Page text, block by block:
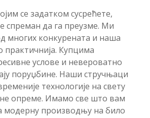
се задатком сусрећете,
да га преузме. Ми
многих конкурената и наша
практичнија. Купцима
услове и невероватно
поруџбине. Наши стручњаци
технологије на свету
опреме. Имамо све што вам
модерну производњу на било